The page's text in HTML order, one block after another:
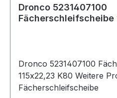
Dronco 5231407100
Fächerschleifscheibe
Dronco 5231407100
115x22,23 K80 Weitere Produkte im Bereich
Fächerschleifscheibe